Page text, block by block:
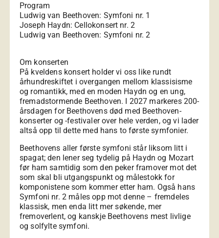
Program
Ludwig van Beethoven: Symfoni nr. 1
Joseph Haydn: Cellokonsert nr. 2
Ludwig van Beethoven: Symfoni nr. 2
Om konserten
På kveldens konsert holder vi oss like rundt
århundreskiftet i overgangen mellom klassisisme
og romantikk, med en moden Haydn og en ung,
fremadstormende Beethoven. I 2027 markeres 200-
årsdagen for Beethovens død med Beethoven-
konserter og -festivaler over hele verden, og vi lader
altså opp til dette med hans to første symfonier.
Beethovens aller første symfoni står liksom litt i
spagat; den lener seg tydelig på Haydn og Mozart
før ham samtidig som den peker framover mot det
som skal bli utgangspunkt og målestokk for
komponistene som kommer etter ham. Også hans
Symfoni nr. 2 måles opp mot denne – fremdeles
klassisk, men enda litt mer søkende, mer
fremoverlent, og kanskje Beethovens mest livlige
og solfylte symfoni.